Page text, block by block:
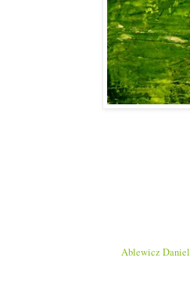
Ablewicz Daniel